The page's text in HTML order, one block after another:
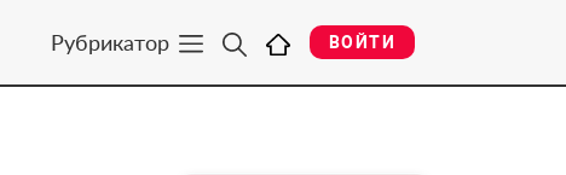
Рубрикатор ВОЙТИ